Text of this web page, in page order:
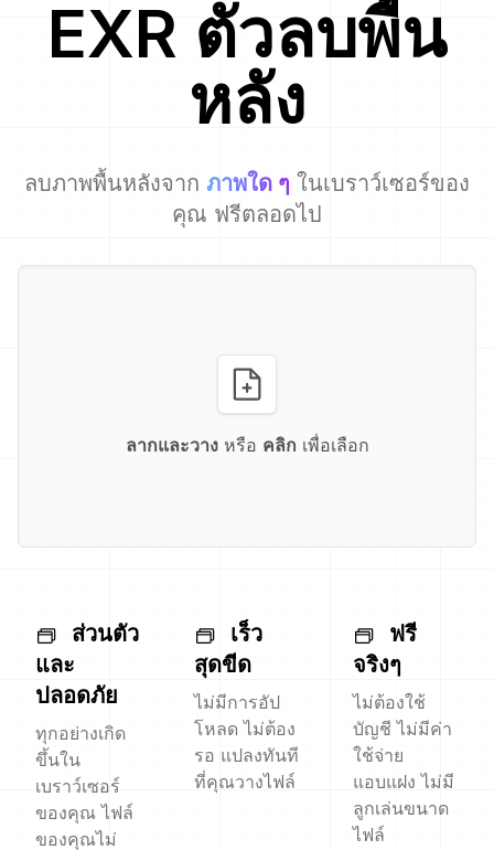
EXR ตัวลบพื้น
หลัง
ลบภาพพื้นหลังจาก ภาพใด ๆ ในเบราว์เซอร์ของ
คุณ ฟรีตลอดไป
ลากและวางหรือ คลิก เพื่อเลือก
ส่วนตัว
และ
ปลอดภัย
ทุกอย่างเกิด
ขึ้นใน
เบราว์เซอร์
ของคุณ ไฟล์
ของคุณไม่
เร็ว
สุดขีด
ไม่มีการอัป
โหลด ไม่ต้อง
รอ แปลงทันที
ที่คุณวางไฟล์
ฟรี
จริงๆ
ไม่ต้องใช้
บัญชี ไม่มีค่า
ใช้จ่าย
แอบแฝง ไม่มี
ลูกเล่นขนาด
ไฟล์